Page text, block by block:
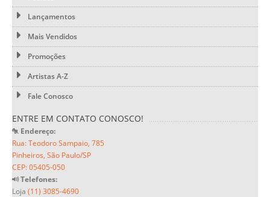
Lançamentos
Mais Vendidos
Promoções
Artistas A-Z
Fale Conosco
ENTRE EM CONTATO CONOSCO!
Endereço:
Rua: Teodoro Sampaio, 785
Pinheiros, São Paulo/SP
CEP: 05405-050
Telefones:
Loja (11) 3085-4690